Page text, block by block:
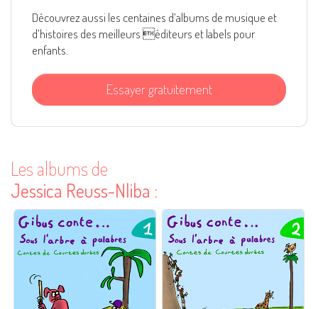
Découvrez aussi les centaines d’albums de musique et
d’histoires des meilleurs éditeurs et labels pour
enfants.
Essayer gratuitement
Les albums de
Jessica Reuss-Nliba :